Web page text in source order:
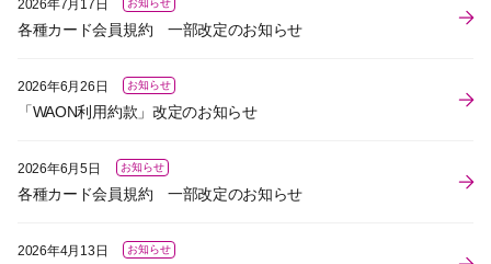
2026年7月17日
各種カード会員規約 一部改定のお知らせ
2026年6月26日 お知らせ
「WAON利用約款」改定のお知らせ
2026年6月5日 お知らせ
各種カード会員規約 一部改定のお知らせ
2026年4月13日 お知らせ